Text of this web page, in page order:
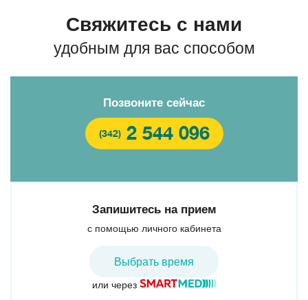
Свяжитесь с нами
удобным для вас способом
Позвоните сейчас
(342) 2 544 096
Запишитесь на прием
с помощью личного кабинета
Выбрать время
или через